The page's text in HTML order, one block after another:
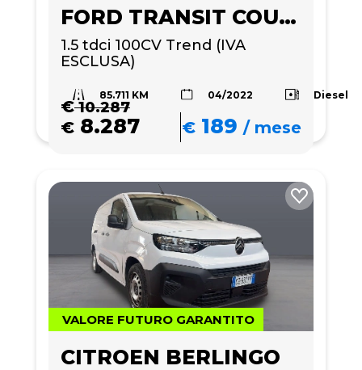
FORD TRANSIT COURIER
1.5 tdci 100CV Trend (IVA
ESCLUSA)
85.711 KM 04/2022 Diesel
€10.287
€ 8.287 € 189 /mese
VALORE FUTURO GARANTITO
CITROEN BERLINGO